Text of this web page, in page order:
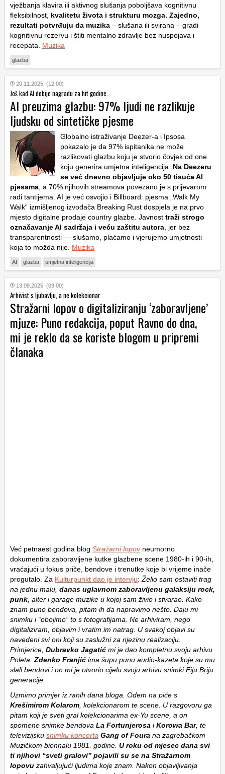
vježbanja klavira ili aktivnog slušanja poboljšava kognitivnu
fleksibilnost, kvalitetu života i strukturu mozga. Zajedno,
rezultati potvrđuju da muzika – slušana ili svirana – gradi
kognitivnu rezervu i štiti mentalno zdravlje bez nuspojava i
recepata. Muzika
glazba
20.11.2025. (12:00)
Još kad AI dobije nagradu za hit godine...
AI preuzima glazbu: 97% ljudi ne razlikuje
ljudsku od sintetičke pjesme
Globalno istraživanje Deezer-a i Ipsosa
pokazalo je da 97% ispitanika ne može
razlikovati glazbu koju je stvorio čovjek od one
koju generira umjetna inteligencija. Na Deezeru
se već dnevno objavljuje oko 50 tisuća AI
pjesama , a 70% njihovih streamova povezano je s prijevarom
radi tantijema. AI je već osvojio i Billboard: pjesma „Walk My
Walk“ izmišljenog izvođača Breaking Rust dospjela je na prvo
mjesto digitalne prodaje country glazbe. Javnost traži strogo
označavanje AI sadržaja i veću zaštitu autora , jer bez
transparentnosti — slušamo, plaćamo i vjerujemo umjetnosti
koja to možda nije. Muzika
AI glazba umjetna inteligencija
13.09.2025. (09:00)
Arhivist s ljubavlju, a ne kolekcionar
Stražarni lopov o digitaliziranju ‘zaboravljene’
mjuze: Puno redakcija, poput Ravno do dna,
mi je reklo da se koriste blogom u pripremi
članaka
Već petnaest godina blog Stražarni lopovneumorno
dokumentira zaboravljene kutke glazbene scene 1980-ih i 90-ih,
vraćajući u fokus priče, bendove i trenutke koje bi vrijeme inače
progutalo. Za Kulturpunkt dao je intervju: Želio sam ostaviti trag
na jednu malu, danas uglavnom zaboravljenu galaksiju rock,
punk, alter i garage muzike u kojoj sam živio i stvarao. Kako
znam puno bendova, pitam ih da napravimo nešto. Daju mi
snimku i “obojimo” to s fotografijama. Ne arhiviram, nego
digitaliziram, objavim i vratim im natrag. U svakoj objavi su
navedeni svi oni koji su zaslužni za njezinu realizaciju.
Primjerice, Dubravko Jagatić mi je dao kompletnu svoju arhivu
Poleta. Zdenko Franjić ima šupu punu audio-kazeta koje su mu
slali bendovi i on mi je otvorio cijelu svoju arhivu snimki Fiju Briju
generacije.
Uzmimo primjer iz ranih dana bloga. Odem na piće s
Krešimirom Kolarom , kolekcionarom te scene. U razgovoru ga
pitam koji je sveti gral kolekcionarima ex-Yu scene, a on
spomene snimke bendova La Fortunjerosa iKorowa Bar, te
televizijsku snimku koncerta Gang of Foura na zagrebačkom
Muzičkom biennalu 1981. godine. U roku od mjesec dana svi
ti njihovi “sveti gralovi” pojavili su se na Stražarnom
lopovu zahvaljujući ljudima koje znam. Nakon objavljivanja